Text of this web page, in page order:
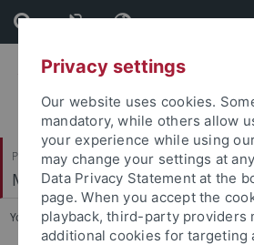
Skip
to
content
Skip
to
footer
Philosophische Fakultät
Mittelalterliche Geschichte
You are here: Startseite ...
Privacy settings
Our website uses cookies.
mandatory, while others allow
your experience while using
may change your settings at
Data Privacy Statement at the
page. When you accept the
playback, third-party providers
additional cookies for targeting